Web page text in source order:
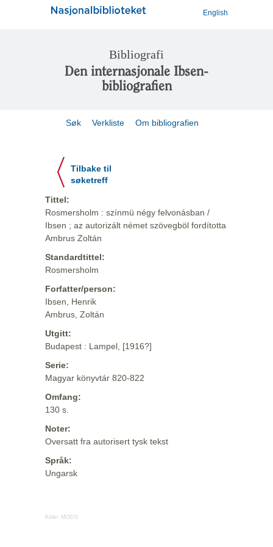
English
Bibliografi
Den internasjonale Ibsen-
bibliografien
Søk Verkliste Om bibliografien
Tilbake til
søketreff
Tittel:
Rosmersholm : színmü négy felvonásban /
Ibsen ; az autorizált német szövegböl fordította
Ambrus Zoltán
Standardtittel:
Rosmersholm
Forfatter/person:
Ibsen, Henrik
Ambrus, Zoltán
Utgitt:
Budapest : Lampel, [1916?]
Serie:
Magyar könyvtár 820-822
Omfang:
130 s.
Noter:
Oversatt fra autorisert tysk tekst
Språk:
Ungarsk
Kilde: MODS